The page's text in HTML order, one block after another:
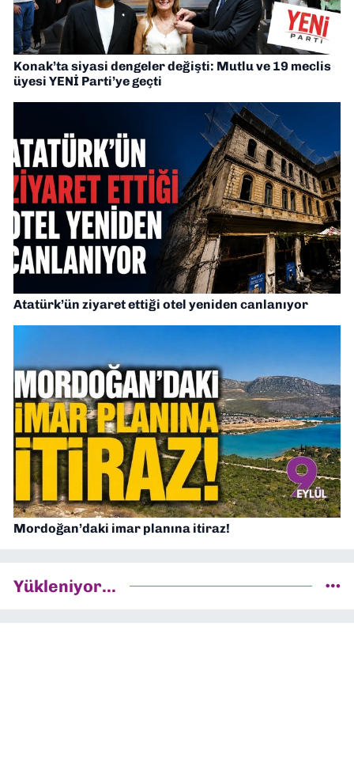
Konak’ta siyasi dengeler değişti: Mutlu ve 19 meclis
üyesi YENİ Parti’ye geçti
Atatürk’ün ziyaret ettiği otel yeniden canlanıyor
Mordoğan’daki imar planına itiraz!
Yükleniyor...